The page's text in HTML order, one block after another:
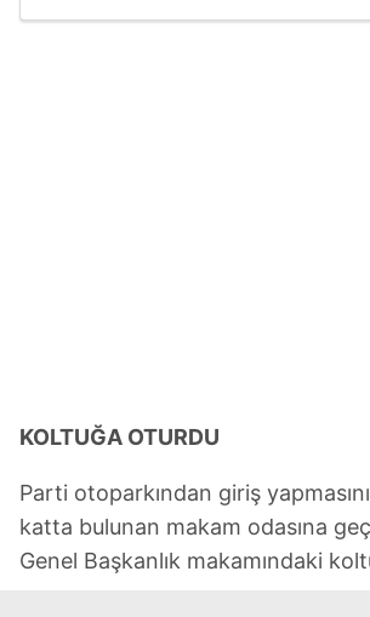
KOLTUĞA OTURDU
Parti otoparkından giriş
katta bulunan makam odasına
Genel Başkanlık makamındaki